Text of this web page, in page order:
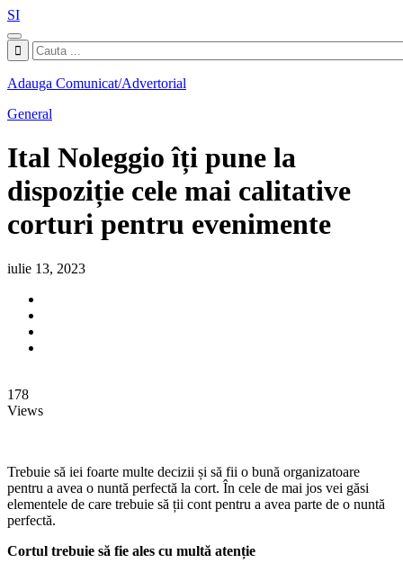
SI
Adauga Comunicat/Advertorial
General
Ital Noleggio îți pune la
dispoziție cele mai calitative
corturi pentru evenimente
iulie 13, 2023
178
Views
Trebuie să iei foarte multe decizii și să fii o bună organizatoare
pentru a avea o nuntă perfectă la cort. În cele de mai jos vei găsi
elementele de care trebuie să ții cont pentru a avea parte de o nuntă
perfectă.
Cortul trebuie să fie ales cu multă atenție